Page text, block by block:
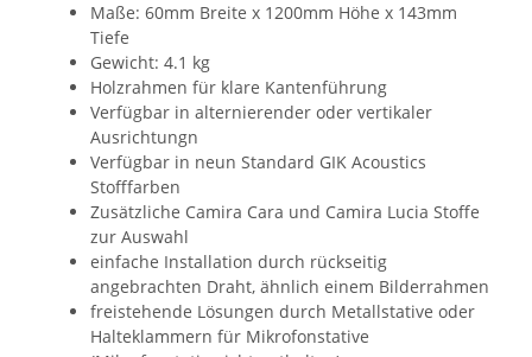
Maße: 60mm Breite x 1200mm Höhe x 143mm
Tiefe
Gewicht: 4.1 kg
Holzrahmen für klare Kantenführung
Verfügbar in alternierender oder vertikaler
Ausrichtungn
Verfügbar in neun Standard GIK Acoustics
Stofffarben
Zusätzliche Camira Cara und Camira Lucia Stoffe
zur Auswahl
einfache Installation durch rückseitig
angebrachten Draht, ähnlich einem Bilderrahmen
freistehende Lösungen durch Metallstative oder
Halteklammern für Mikrofonstative